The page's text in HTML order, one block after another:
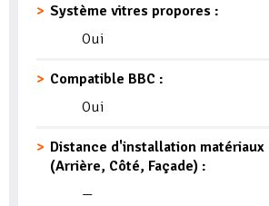
Système vitres propores :
Oui
Compatible BBC :
Oui
Distance d'installation
(Arrière, Côté, Façade) :
—